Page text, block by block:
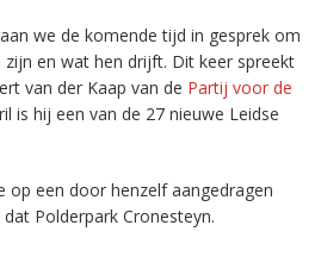
we de komende tijd in gesprek om
en wat hen drijft. Dit keer spreekt
van der Kaap van de Partij voor de
is hij een van de 27 nieuwe Leidse
op een door henzelf aangedragen
Polderpark Cronesteyn.